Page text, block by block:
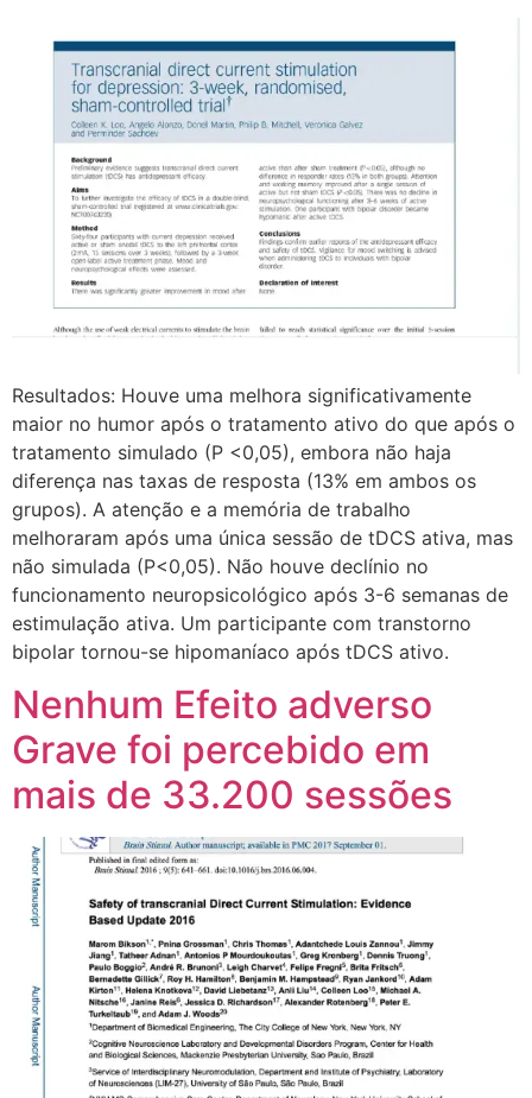
Resultados: Houve uma melhora significativamente
maior no humor após o tratamento ativo do que após o
tratamento simulado (P <0,05), embora não haja
diferença nas taxas de resposta (13% em ambos os
grupos). A atenção e a memória de trabalho
melhoraram após uma única sessão de tDCS ativa, mas
não simulada (P<0,05). Não houve declínio no
funcionamento neuropsicológico após 3-6 semanas de
estimulação ativa. Um participante com transtorno
bipolar tornou-se hipomaníaco após tDCS ativo.
Nenhum Efeito adverso
Grave foi percebido em
mais de 33.200 sessões